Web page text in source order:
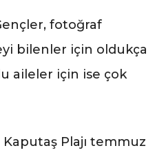
fotoğraf
bilenler için oldukça
aileler için ise çok
Kaputaş Plajı temmuz